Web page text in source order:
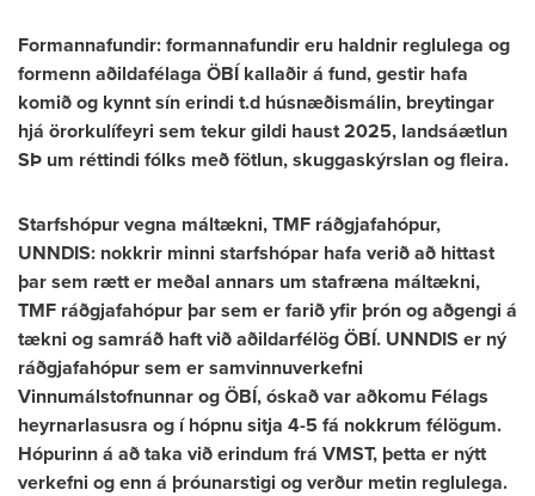
Formannafundir: formannafundir eru haldnir reglulega og
formenn aðildafélaga ÖBÍ kallaðir á fund, gestir hafa
komið og kynnt sín erindi t.d húsnæðismálin, breytingar
hjá örorkulífeyri sem tekur gildi haust 2025, landsáætlun
SÞ um réttindi fólks með fötlun, skuggaskýrslan og fleira.
Starfshópur vegna máltækni, TMF ráðgjafahópur,
UNNDIS: nokkrir minni starfshópar hafa verið að hittast
þar sem rætt er meðal annars um stafræna máltækni,
TMF ráðgjafahópur þar sem er farið yfir þrón og aðgengi á
tækni og samráð haft við aðildarfélög ÖBÍ. UNNDIS er ný
ráðgjafahópur sem er samvinnuverkefni
Vinnumálstofnunnar og ÖBÍ, óskað var aðkomu Félags
heyrnarlasusra og í hópnu sitja 4-5 fá nokkrum félögum.
Hópurinn á að taka við erindum frá VMST, þetta er nýtt
verkefni og enn á þróunarstigi og verður metin reglulega.